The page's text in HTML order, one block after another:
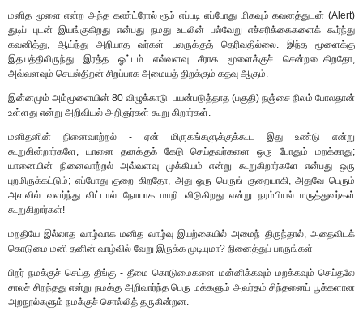
மனித மூளை என்ற அந்த கண்ட்ரோல் ரூம் எப்படி எப்போது மிகவும் கவனத்துடன் (Alert)
துடிப் புடன் இயங்குகிறது என்பது நமது உடலின் பல்வேறு எச்சரிக்கைகளைக் கூர்ந்து
கவனித்து, ஆய்ந்து அறியாத வர்கள் பலருக்குத் தெரிவதில்லை. இந்த மூளைக்கு
இதயத்திலிருந்து இரத்த ஓட்டம் எவ்வளவு சீராக மூளைக்குச் சென்றடைகிறதோ,
அவ்வளவும் செயல்திறன் சிறப்பாக அமையத் திறக்கும் கதவு ஆகும்.
இன்னமும் அம்மூளையின் 80 விழுக்காடு பயன்படுத்தாத (பகுதி) நஞ்சை நிலம் போலதான்
உள்ளது என்று அறிவியல் அறிஞர்கள் கூறு கிறார்கள்.
மனிதனின் நினைவாற்றல் - ஏன் மிருகங்களுக்குக்கூட இது உண்டு என்று
கூறுகின்றார்களே, யானை தனக்குக் கேடு செய்தவர்களை ஒரு போதும் மறக்காது;
யானையின் நினைவாற்றல் அவ்வளவு முக்கியம் என்று கூறுகிறார்களே என்பது ஒரு
புறமிருக்கட்டும்; எப்போது குறை கிறதோ, அது ஒரு பெருங் குறையாகி, அதுவே பெரும்
அளவில் வளர்ந்து விட்டால் நோயாக மாறி விடுகிறது என்று நரம்பியல் மருத்துவர்கள்
கூறுகிறார்கள்!
மறதியே இல்லாத வாழ்வாக மனித வாழ்வு இயற்கையில் அமைந் திருந்தால், அதைவிடக்
கொடுமை மனி தனின் வாழ்வில் வேறு இருக்க முடியுமா? நினைத்துப் பாருங்கள்
பிறர் நமக்குச் செய்த தீங்கு - தீமை கொடுமைகளை மன்னிக்கவும் மறக்கவும் செய்தலே
சாலச் சிறந்தது என்று நமக்கு அறிவார்ந்த பெரு மக்களும் அவர்தம் சிந்தனைப் பூக்களான
அறநூல்களும் நமக்குச் சொல்லித் தருகின்றன.